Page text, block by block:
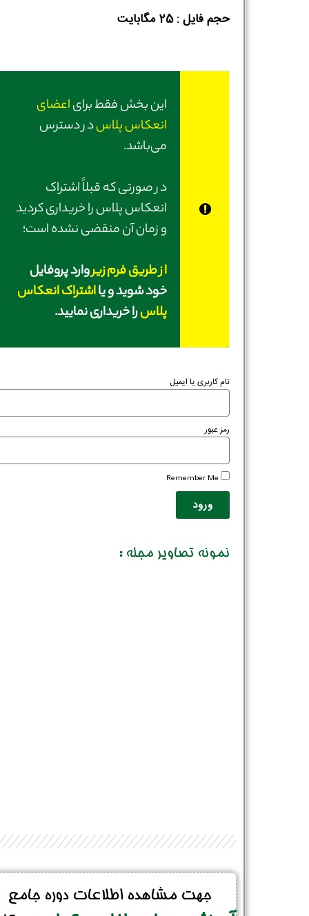
حجم فایل :‌ 25 مگابایت
این بخش فقط برایاعضای
انعکاس پلاسدر دسترس
می‌باشد.
در صورتی‌ که قبلاً اشتراک
انعکاس پلاس را خریداری کردید
و زمان آن منقضی نشده است؛
از طریق فرم زیروارد پروفایل
خود شوید و یااشتراک انعکاس
پلاسرا خریداری نمایید.
نام کاربری یا ایمیل
رمز عبور
Remember Me
ورود
نمونه تصاویر مجله :
جهت مشاهده اطلاعات دوره جامع